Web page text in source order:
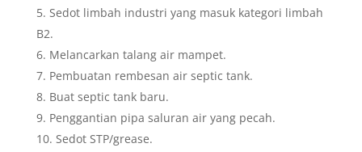
Sedot limbah industri yang masuk kategori limbah
B2.
Melancarkan talang air mampet.
Pembuatan rembesan air septic tank.
Buat septic tank baru.
Penggantian pipa saluran air yang pecah.
Sedot STP/grease.